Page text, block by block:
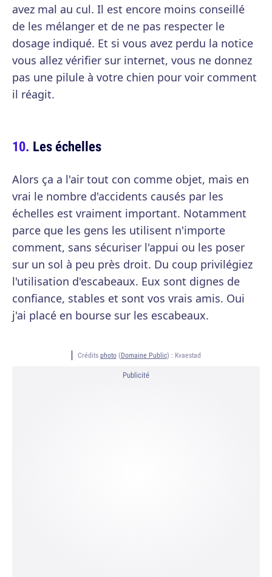
avez mal au cul. Il est encore moins conseillé
de les mélanger et de ne pas respecter le
dosage indiqué. Et si vous avez perdu la notice
vous allez vérifier sur internet, vous ne donnez
pas une pilule à votre chien pour voir comment
il réagit.
Les échelles
Alors ça a l'air tout con comme objet, mais en
vrai le nombre d'accidents causés par les
échelles est vraiment important. Notamment
parce que les gens les utilisent n'importe
comment, sans sécuriser l'appui ou les poser
sur un sol à peu près droit. Du coup privilégiez
l'utilisation d'escabeaux. Eux sont dignes de
confiance, stables et sont vos vrais amis. Oui
j'ai placé en bourse sur les escabeaux.
Crédits photo(Domaine Public) : Kvaestad
Publicité